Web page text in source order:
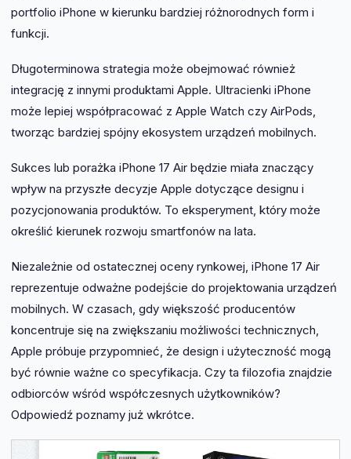
portfolio iPhone w kierunku bardziej różnorodnych form i
funkcji.
Długoterminowa strategia może obejmować również
integrację z innymi produktami Apple. Ultracienki iPhone
może lepiej współpracować z Apple Watch czy AirPods,
tworząc bardziej spójny ekosystem urządzeń mobilnych.
Sukces lub porażka iPhone 17 Air będzie miała znaczący
wpływ na przyszłe decyzje Apple dotyczące designu i
pozycjonowania produktów. To eksperyment, który może
określić kierunek rozwoju smartfonów na lata.
Niezależnie od ostatecznej oceny rynkowej, iPhone 17 Air
reprezentuje odważne podejście do projektowania urządzeń
mobilnych. W czasach, gdy większość producentów
koncentruje się na zwiększaniu możliwości technicznych,
Apple próbuje przypomnieć, że design i użyteczność mogą
być równie ważne co specyfikacja. Czy ta filozofia znajdzie
odbiorców wśród współczesnych użytkowników?
Odpowiedź poznamy już wkrótce.